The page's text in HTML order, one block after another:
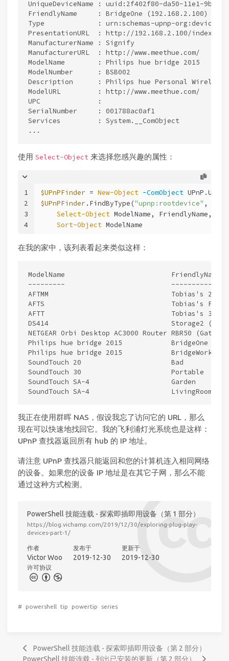
UniqueDeviceName : uuid:2f402f80-da50-11e1-9b23-
FriendlyName     : BridgeOne (192.168.2.100)
Type             : urn:schemas-upnp-
PresentationURL  : http://192.168.2.100/
ManufacturerName : Signify
ManufacturerURL  : http://www.meethue.com/
ModelName        : Philips hue bridge 2015
ModelNumber      : BSB002
Description      : Philips hue Personal Wireless
ModelURL         : http://www.meethue.com/
UPC              :
SerialNumber     : 001788ac0af1
Services         : System.__ComObject
使用 Select-Object 来选择您感兴趣的属性：
1
2
3
4
$UPnPFinder = New-Object -ComObject
$UPnPFinder .FindByType("upnp:rootdevice" ,
Select-Object ModelName, FriendlyName,
Sort-Object ModelName
在我的家中，该列表看起来类似这样：
ModelName                          FriendlyName
---------                          ------------
AFTMM                              Tobias's 2nd
AFTS                               Tobias's Fire
AFTT                               Tobias's 3rd
DS414                              Storage2
NETGEAR Orbi Desktop AC3000 Router RBR50
Philips hue bridge 2015            BridgeOne
Philips hue bridge 2015            BridgeWork
SoundTouch 20                      Bad
SoundTouch 30                      Portable
SoundTouch SA-4                    Garden
我正在使用群晖 NAS，假设我忘了访问它的 URL，那么
现在可以快速地找回它。我的飞利浦灯光系统也是这样：
UPnP 查找器返回所有 hub 的 IP 地址。
请注意 UPnP 查找器只能返回和您的计算机连入相同网络
的设备。如果您的设备 IP 地址是在其它子网，那么不能
通过这种方式检测。
PowerShell 技能连载 - 探索即插即用设备（第 1 部分）
https://blog.vichamp.com/2019/12/30/exploring-plug-play-
devices-part-1/
作者
Victor Woo
发布于
2019-12-30
更新于
2019-12-30
许可协议
# powershell tip powertip series
PowerShell 技能连载 - 探索即插即用设备（第 2 部分）
PowerShell 技能连载 - 列出已安装的更新（第 2 部分）